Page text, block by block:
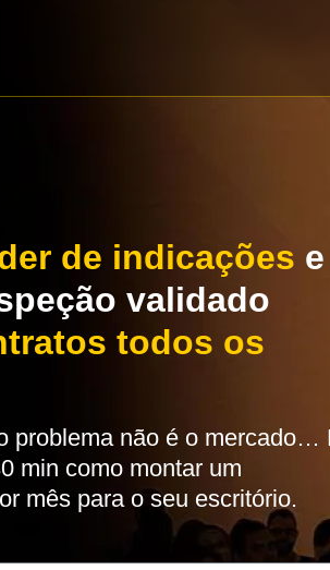
de indicações e
validado
todos os
problema não é o mercado…
min como montar um
mês para o seu escritório.